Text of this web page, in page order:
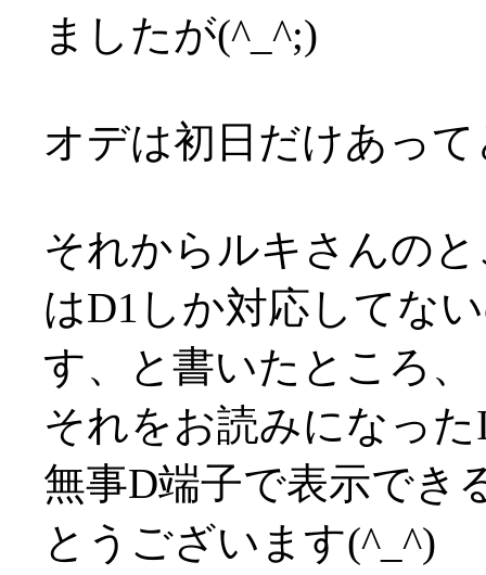
ましたが(^_^;)
オデは初日だけあっ
それからルキさんの
はD1しか対応してな
す、と書いたところ、
それをお読みになっ
無事D端子で表示でき
とうございます(^_^)